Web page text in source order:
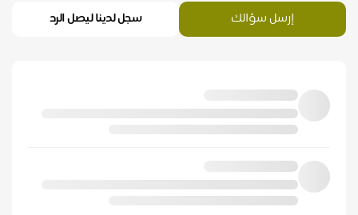
إرسل سؤالك سجل لدينا ليصل الرد